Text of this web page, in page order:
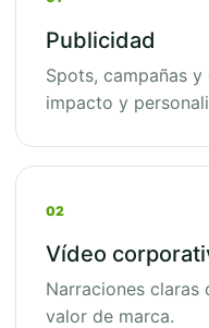
Publicidad
Spots, campañas
impacto y
02
Vídeo
Narraciones claras
valor de marca.